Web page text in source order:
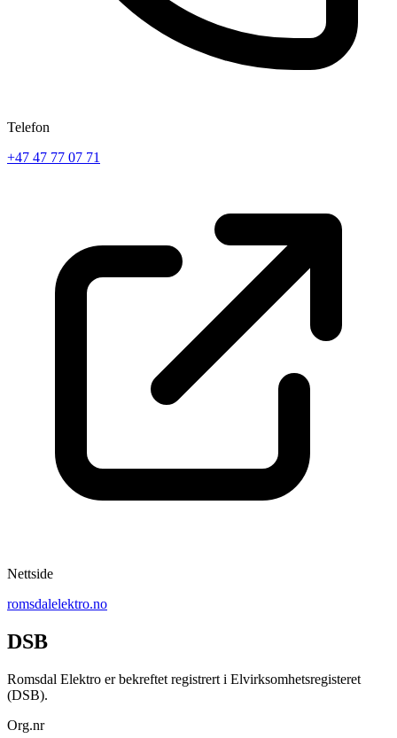
Telefon
+47 47 77 07 71
Nettside
romsdalelektro.no
DSB
Romsdal Elektro er bekreftet registrert i Elvirksomhetsregisteret
(DSB).
Org.nr